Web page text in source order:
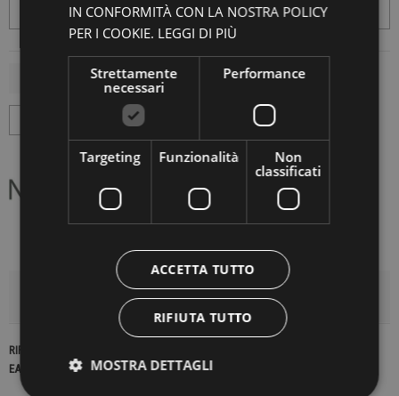
DETTAGLI DEL PRODOTTO
RIFERIMENTO
EAN13
2900000428256
IN CONFORMITÀ CON LA NOSTRA POLICY
PER I COOKIE. LEGGI DI PIÙ
Strettamente
necessari
Performance
Targeting Funzionalità
Non
classificati
ACCETTA TUTTO
RIFIUTA TUTTO
MOSTRA DETTAGLI